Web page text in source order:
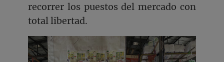
recorrer los puestos del mercado con
total libertad.